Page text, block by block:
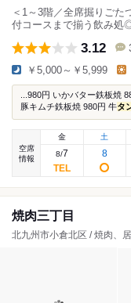
＜1～3階／全席掘りごた
付コースまで揃う飲み処
3.12
￥5,000～￥5,999
...980円 いかバター鉄板焼
豚キムチ鉄板焼 980円 牛タ
空席
情報
金
8/7
土
8
焼肉三丁目
北九州市小倉北区 / 焼肉、